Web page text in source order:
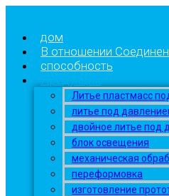
дом
В отношении
способность
Продукция
Литье пластмасс
литье под
двойное литье под
блок освещения
механическая
переформовка
изготовление